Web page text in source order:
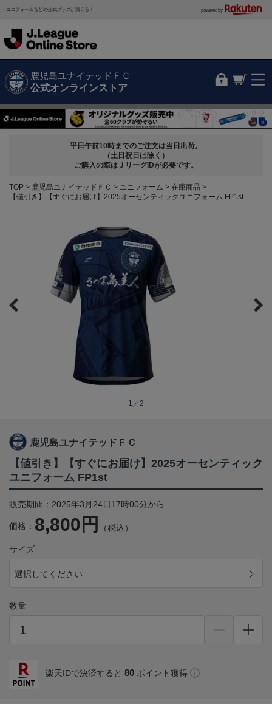
ユニフォームなどの公式グッズが買える！ powered by
鹿児島ユナイテッドＦＣ
公式オンラインストア
平日午前10時までのご注文は当日出荷。
（土日祝日は除く）
ご購入の際はＪリーグIDが必要です。
TOP 鹿児島ユナイテッドＦＣ ユニフォーム
在庫商品
【値引き】【すぐにお届け】2025オーセンティックユニフォーム FP1st
1／2
鹿児島ユナイテッドＦＣ
【値引き】【すぐにお届け】2025オーセンティック
ユニフォーム FP1st
販売期間：2025年3月24日17時00分から
価格： 8,800円 （税込）
サイズ
選択してください
数量
楽天IDで決済すると 80 ポイント獲得